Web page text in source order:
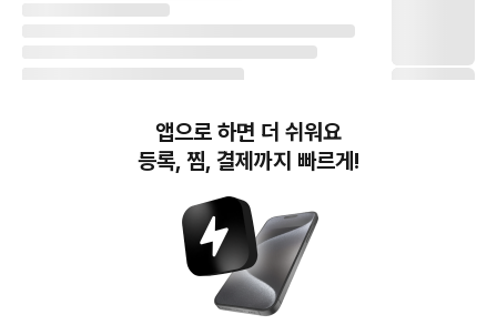
번개장터(주) 사업자정보, 이용약관 및 기타 법적고지
번개장터㈜는 통신판매중개자이며, 통신판매의 당사자가 아닙니다. 전자상거래 등에서의
소비자보호에 관한 법률 등 관련 법령 및 번개장터㈜의 약관에 따라 상품, 상품정보, 거래에 관한 책임은
개별 판매자에게 귀속하고, 번개장터㈜는 원칙적으로 회원간 거래에 대하여 책임을 지지 않습니다.
앱으로 하면 더 쉬워요
등록, 찜, 결제까지 빠르게!